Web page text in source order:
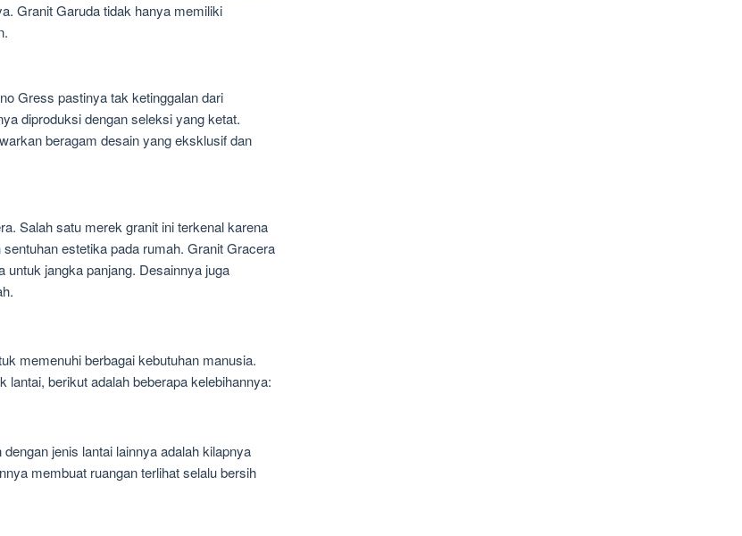
Granit Garuda tidak hanya memiliki
Gress pastinya tak ketinggalan dari
diproduksi dengan seleksi yang ketat.
beragam desain yang eksklusif dan
Salah satu merek granit ini terkenal karena
estetika pada rumah. Granit Gracera
jangka panjang. Desainnya juga
memenuhi berbagai kebutuhan manusia.
berikut adalah beberapa kelebihannya:
jenis lantai lainnya adalah kilapnya
membuat ruangan terlihat selalu bersih